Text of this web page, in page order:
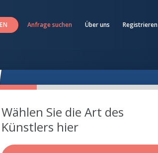
Anfrage suchen Über uns Registrieren
Wählen Sie die Art des
Künstlers hier